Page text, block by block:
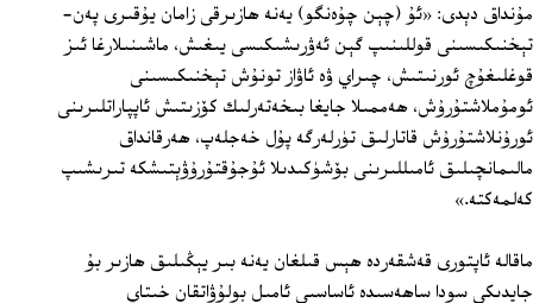
مۇنداق دېدى: «ئۇ (چېن چۇەنگو) يەنە ھازىرقى زامان يۇقىرى پەن-
تېخنىكىسىنى قوللىنىپ گېن ئەۋرىشىكىسى يىغىش، ماشىنىلارغا ئىز
قوغلىغۇچ ئورنىتىش، چىراي ۋە ئاۋاز تونۇش تېخنىكىسىنى
ئومۇملاشتۇرۇش، ھەممىلا جايغا بىخەتەرلىك كۆزىتىش ئاپپاراتلىرىنى
ئورۇنلاشتۇرۇش قاتارلىق تۈرلەرگە پۇل خەجلەپ، ھەرقانداق
مالىمانچىلىق ئامىللىرىنى بۆشۈكىدىلا ئۇجۇقتۇرۇۋېتىشكە تىرىشىپ
كەلمەكتە.»
ماقالە ئاپتورى قەشقەردە ھېس قىلغان يەنە بىر يېڭىلىق ھازىر بۇ
جايدىكى سودا ساھەسىدە ئاساسىي ئامىل بولۇۋاتقان خىتاي